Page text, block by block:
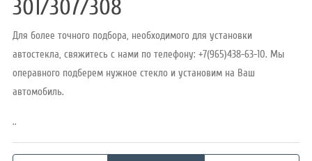
Режим
301/307/308
Для более точного подбора, необходимого для установки
автостекла, свяжитесь с нами по телефону: +7(965)438-63-10. Мы
операвного подберем нужное стекло и установим на Ваш
автомобиль.
..